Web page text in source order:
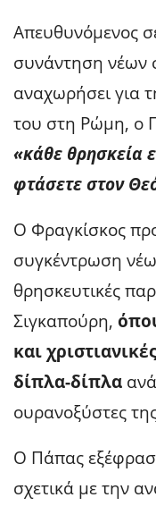
Απευθυνόμενος
συνάντηση νέων
αναχωρήσει για
του στη Ρώμη, ο
«κάθε θρησκεία
φτάσετε στον
Ο Φραγκίσκος
συγκέντρωση
θρησκευτικές
Σιγκαπούρη,
και
δίπλα-δίπλα
ουρανοξύστες
Ο Πάπας
σχετικά με την